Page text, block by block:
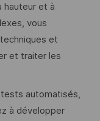
hauteur et à
vous
et
et traiter les
automatisés,
à développer